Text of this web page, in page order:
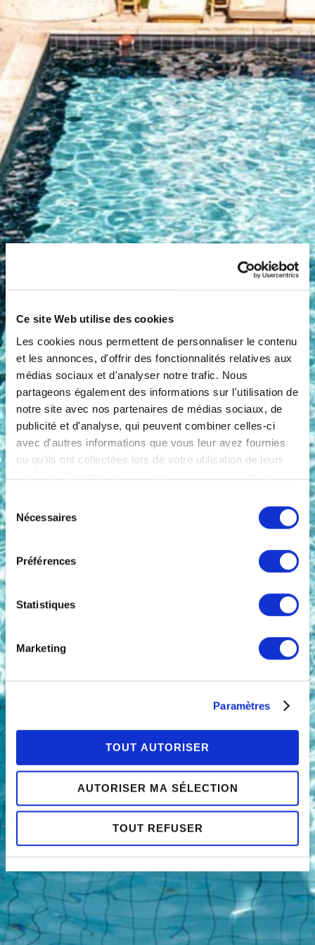
Ce site Web utilise des cookies
Les cookies nous permettent de personnaliser le contenu
et les annonces, d'offrir des fonctionnalités relatives aux
médias sociaux et d'analyser notre trafic. Nous
partageons également des informations sur l'utilisation de
notre site avec nos partenaires de médias sociaux, de
publicité et d'analyse, qui peuvent combiner celles-ci
avec d'autres informations que vous leur avez fournies
ou qu'ils ont collectées lors de votre utilisation de leurs
services. Comme indiqué dansla politique relative aux
cliquant sur « tout autoriser » ; vous refusez ce dépôt de
cookies (sauf cookies nécessaires) en cliquant sur « tout
paramétrer vos choix en fonction de la finalité des
autoriser ma sélection ». Vous pouvez retirer votre
consentement à tout moment via notre outil de
relative aux cookies sous l’onglet « mentions légales ».
Sélection
du
consentement
Nécessaires
Préférences
Statistiques
Marketing
Paramètres
TOUT AUTORISER
AUTORISER MA SÉLECTION
TOUT REFUSER